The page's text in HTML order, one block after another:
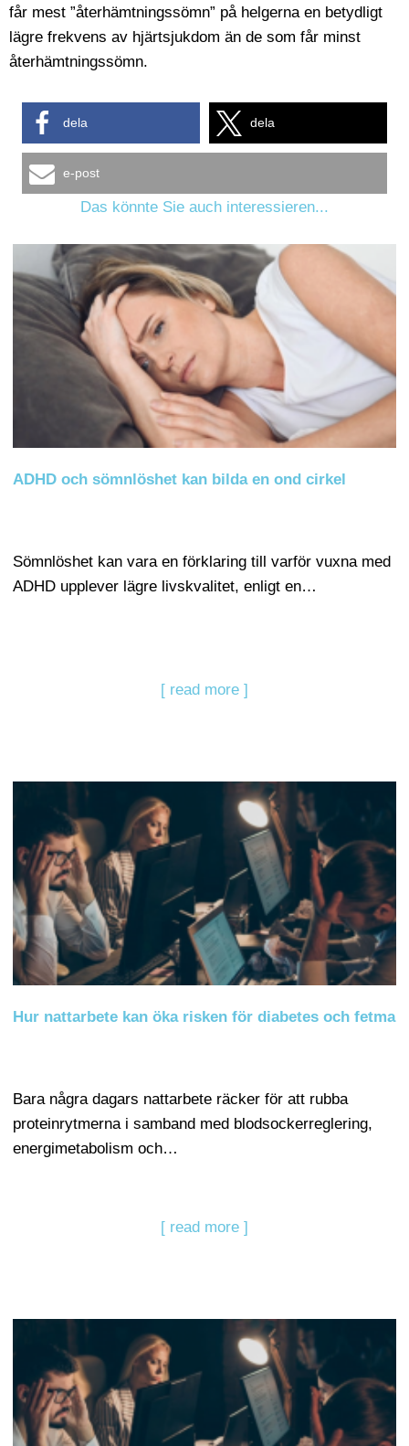
får mest ”återhämtningssömn” på helgerna en betydligt
lägre frekvens av hjärtsjukdom än de som får minst
återhämtningssömn.
dela dela
e-post
Das könnte Sie auch interessieren...
ADHD och sömnlöshet kan bilda en ond cirkel
Sömnlöshet kan vara en förklaring till varför vuxna med
ADHD upplever lägre livskvalitet, enligt en…
[ read more ]
Hur nattarbete kan öka risken för diabetes och fetma
Bara några dagars nattarbete räcker för att rubba
proteinrytmerna i samband med blodsockerreglering,
energimetabolism och…
[ read more ]